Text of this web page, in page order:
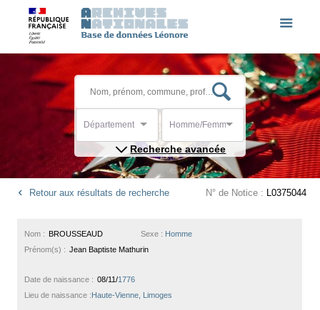
Département Homme/Femme
Recherche avancée
Retour aux résultats de recherche N° de Notice : L0375044
Sexe : Homme
Nom : BROUSSEAUD
Prénom(s) : Jean Baptiste Mathurin
Date de naissance : 08/11/1776
Lieu de naissance :Haute-Vienne, Limoges